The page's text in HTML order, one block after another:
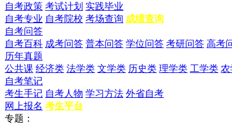
自考政策 考试计划 实践毕业
自考专业 自考院校 考场查询 成绩查询
自考问答
自考百科 成考问答 普本问答 学位问答 考研问答 高考
历年真题
公共课 经济类 法学类 文学类 历史类 理学类 工学类 农
自考笔记
考生手记 自考人物 学习方法 外省自考
网上报名 考生平台
专题：